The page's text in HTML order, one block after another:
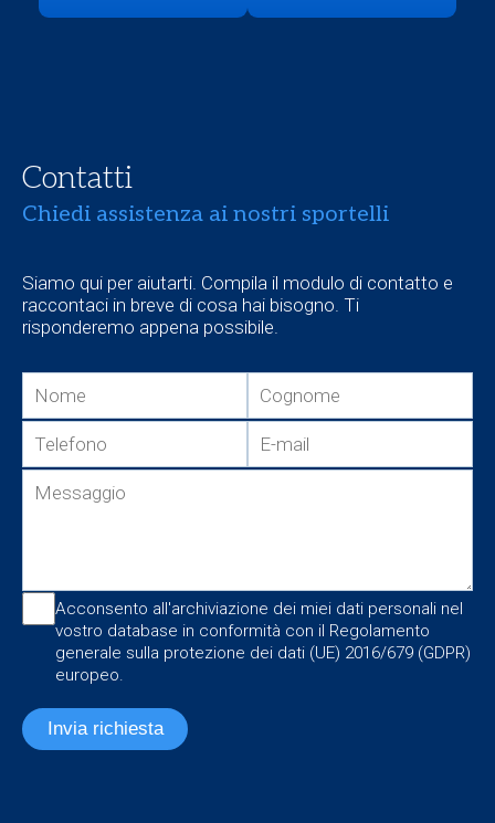
Contatti
Chiedi assistenza ai nostri sportelli
Siamo qui per aiutarti. Compila il modulo di contatto e
raccontaci in breve di cosa hai bisogno. Ti
risponderemo appena possibile.
Acconsento all'archiviazione dei miei dati personali nel
vostro database in conformità con il Regolamento
generale sulla protezione dei dati (UE) 2016/679 (GDPR)
europeo.
Invia richiesta